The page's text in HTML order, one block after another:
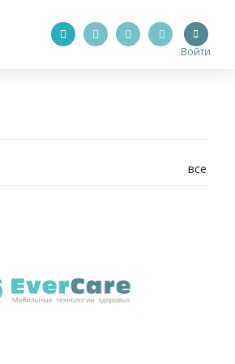
Войти
все